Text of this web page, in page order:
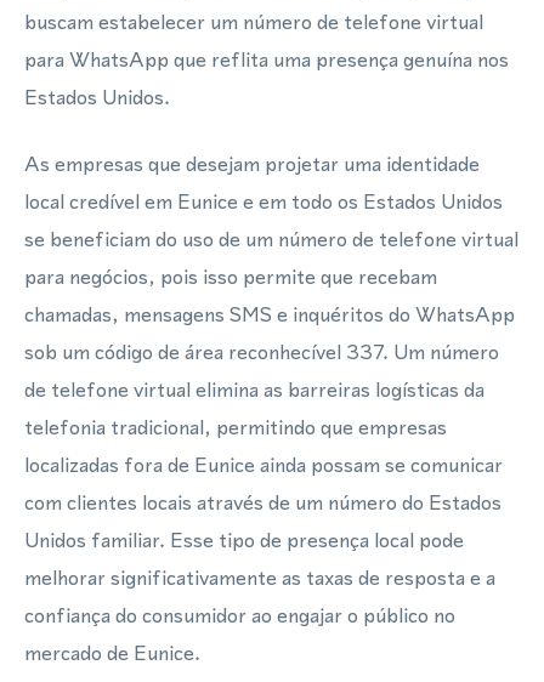
buscam estabelecer um número de telefone virtual
para WhatsApp que reflita uma presença genuína nos
Estados Unidos.
As empresas que desejam projetar uma identidade
local credível em Eunice e em todo os Estados Unidos
se beneficiam do uso de um número de telefone virtual
para negócios, pois isso permite que recebam
chamadas, mensagens SMS e inquéritos do WhatsApp
sob um código de área reconhecível 337. Um número
de telefone virtual elimina as barreiras logísticas da
telefonia tradicional, permitindo que empresas
localizadas fora de Eunice ainda possam se comunicar
com clientes locais através de um número do Estados
Unidos familiar. Esse tipo de presença local pode
melhorar significativamente as taxas de resposta e a
confiança do consumidor ao engajar o público no
mercado de Eunice.